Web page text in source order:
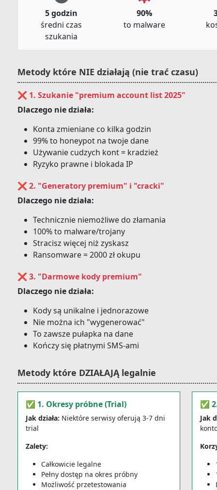
5 godzin
średni czas
szukania
90%
to malware
Metody które NIE działają (nie trać czasu)
❌ 1. Szukanie "premium account list 2025"
Dlaczego nie działa:
Konta zmieniane co kilka godzin
99% to honeypot na twoje dane
Używanie cudzych kont = kradzież
Ryzyko prawne i blokada IP
❌ 2. "Generatory premium" i "cracki"
Dlaczego nie działa:
Technicznie niemożliwe do złamania
100% to malware/trojany
Stracisz więcej niż zyskasz
Ransomware = 2000 zł okupu
❌ 3. "Darmowe kody premium"
Dlaczego nie działa:
Kody są unikalne i jednorazowe
Nie można ich "wygenerować"
To zawsze pułapka na dane
Kończy się płatnymi SMS-ami
Metody które DZIAŁAJĄ legalnie
✅ 1. Okresy próbne (Trial)
Jak działa: Niektóre serwisy oferują 3-7 dni
trial
Zalety:
Całkowicie legalne
Pełny dostęp na okres próbny
Możliwość przetestowania
✅
Jak